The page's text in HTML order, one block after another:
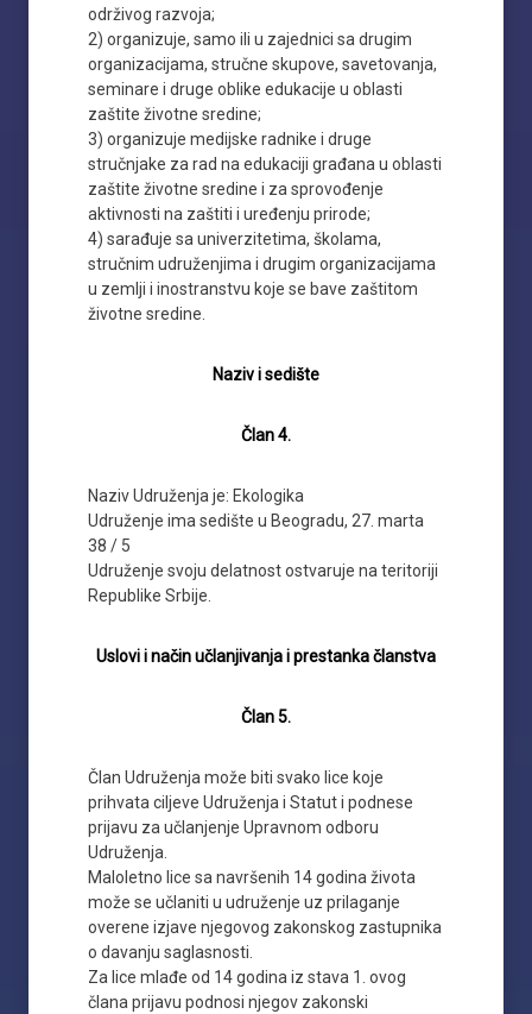
održivog razvoja;
2) organizuje, samo ili u zajednici sa drugim
organizacijama, stručne skupove, savetovanja,
seminare i druge oblike edukacije u oblasti
zaštite životne sredine;
3) organizuje medijske radnike i druge
stručnjake za rad na edukaciji građana u oblasti
zaštite životne sredine i za sprovođenje
aktivnosti na zaštiti i uređenju prirode;
4) sarađuje sa univerzitetima, školama,
stručnim udruženjima i drugim organizacijama
u zemlji i inostranstvu koje se bave zaštitom
životne sredine.
Naziv i sedište
Član 4.
Naziv Udruženja je: Ekologika
Udruženje ima sedište u Beogradu, 27. marta
38 / 5
Udruženje svoju delatnost ostvaruje na teritoriji
Republike Srbije.
Uslovi i način učlanjivanja i prestanka članstva
Član 5.
Član Udruženja može biti svako lice koje
prihvata ciljeve Udruženja i Statut i podnese
prijavu za učlanjenje Upravnom odboru
Udruženja.
Maloletno lice sa navršenih 14 godina života
može se učlaniti u udruženje uz prilaganje
overene izjave njegovog zakonskog zastupnika
o davanju saglasnosti.
Za lice mlađe od 14 godina iz stava 1. ovog
člana prijavu podnosi njegov zakonski